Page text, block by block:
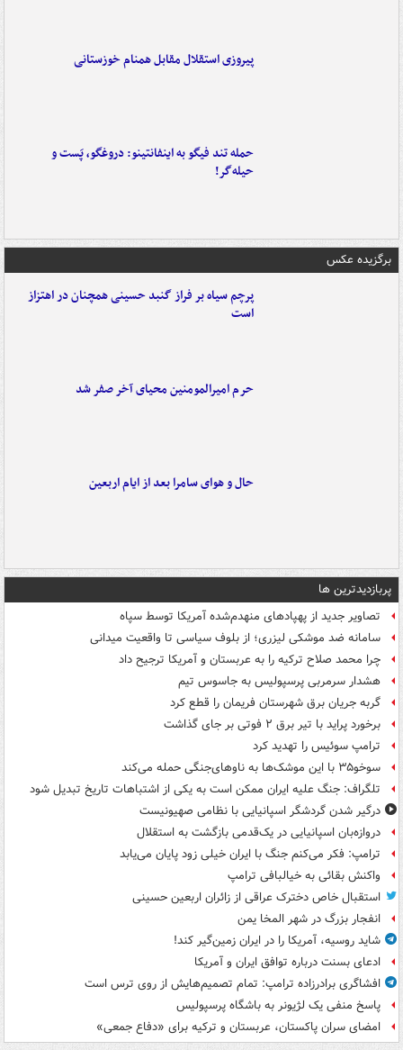
پیروزی استقلال مقابل همنام خوزستانی
حمله تند فیگو به اینفانتینو: دروغگو، پَست‌ و
حیله‌گر!
برگزیده عکس
پرچم سیاه بر فراز گنبد حسینی همچنان در اهتزاز
است
حرم امیرالمومنین محیای آخر صفر شد
حال و هوای سامرا بعد از ایام اربعین
پربازدیدترین ها
تصاویر جدید از پهپادهای منهدم‌شده آمریکا توسط سپاه
سامانه ضد موشکی لیزری؛ از بلوف سیاسی تا واقعیت میدانی
چرا محمد صلاح ترکیه را به عربستان و آمریکا ترجیح داد
هشدار سرمربی پرسپولیس به جاسوس تیم
گربه جریان برق شهرستان فریمان را قطع کرد
برخورد پراید با تیر برق ۲ فوتی بر جای گذاشت
ترامپ سوئیس را تهدید کرد
سوخو۳۵ با این موشک‌ها به ناوهای‌جنگی حمله می‌کند
تلگراف: جنگ علیه ایران ممکن است به یکی از اشتباهات تاریخ تبدیل شود
درگیر شدن گردشگر اسپانیایی با نظامی صهیونیست
دروازه‌بان اسپانیایی در یک‌قدمی بازگشت به استقلال
ترامپ: فکر می‌کنم جنگ با ایران خیلی زود پایان می‌یابد
واکنش بقائی به خیالبافی ترامپ
استقبال خاص دخترک عراقی از زائران اربعین حسینی
انفجار بزرگ در شهر المخا یمن
شاید روسیه، آمریکا را در ایران زمین‌گیر کند!
ادعای بسنت درباره توافق ایران و آمریکا
افشاگری برادرزاده ترامپ: تمام تصمیم‌هایش از روی ترس است
پاسخ منفی یک لژیونر به باشگاه پرسپولیس
امضای سران پاکستان، عربستان و ترکیه برای «دفاع جمعی»